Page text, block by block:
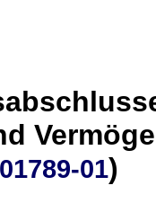
01789-01)